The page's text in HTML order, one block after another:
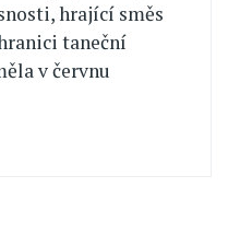
hrající směs
taneční
v červnu